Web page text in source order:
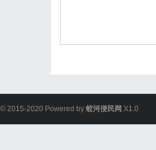
© 2015-2020 Powered by 蛟河便民网 X1.0